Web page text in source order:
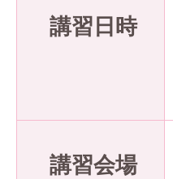
講習日時
講習会場